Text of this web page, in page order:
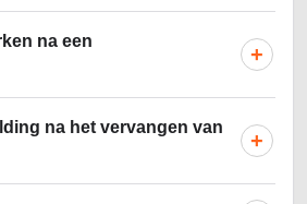
na een
+
na het vervangen van
+